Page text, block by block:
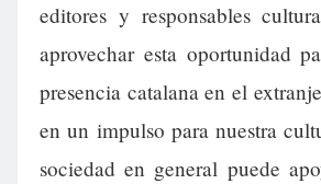
editores y responsables
aprovechar esta oportunidad
presencia catalana en el
en un impulso para nuestra
sociedad en general puede